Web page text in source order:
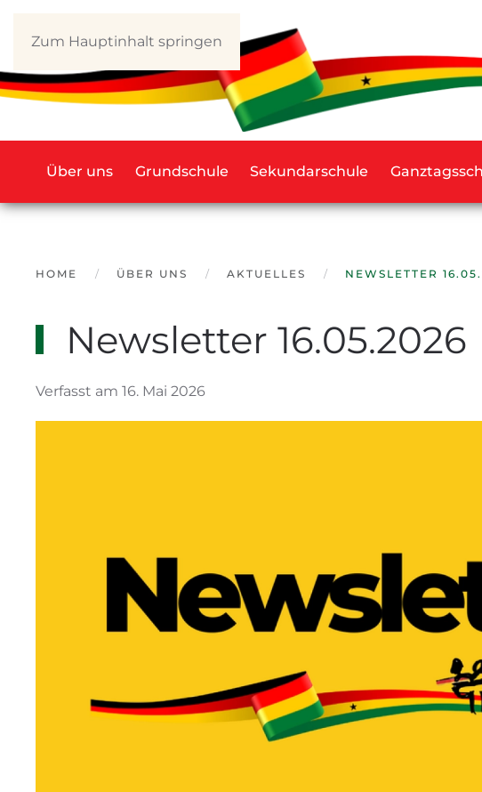
Zum Hauptinhalt springen
Über uns Grundschule Sekundarschule
HOME ÜBER UNS AKTUELLES NEWSLETTER
Newsletter 16.05.2026
Verfasst am 16. Mai 2026